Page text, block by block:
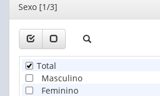
Editor
Sexo [1/3]
Total
Masculino
Feminino